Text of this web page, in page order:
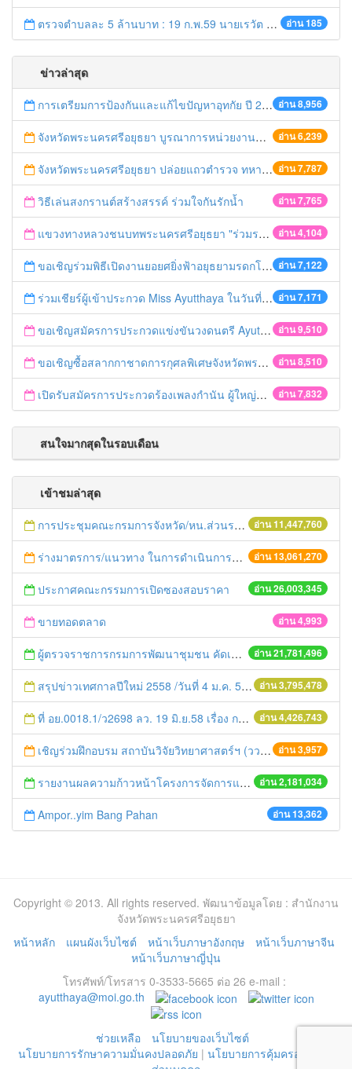
อ่าน 185
ตรวจตำบลละ 5 ล้านบาท : 19 ก.พ.59 นายเรวัต ประสงค์ รอง ผวจ.1 ลงพื้นที่ อ.ท่าเรือ
ข่าวล่าสุด
อ่าน 8,956
การเตรียมการป้องกันและแก้ไขปัญหาอุทกัย ปี 2561
อ่าน 6,239
จังหวัดพระนครศรีอยุธยา บูรณาการหน่วยงานที่เกี่ยวข้อง ลงพื้นที่จัดระเบียบและดำเนินมาตรการตามบทลงโทษสูงสุดกับผู้ประกอบการร้านค้าที่ยังฝ่าฝืนตั้งร้านค้ารุกล้ำเขตพื้นที่ทางหลวง เตรียมความปลอดภัยก่อนเทศกาลสงกรานต์
อ่าน 7,787
จังหวัดพระนครศรีอยุธยา ปล่อยแถวตำรวจ ทหาร ฝ่ายปกครอง กว่า 100 นาย ตรวจเข้มท่ารถสาธารณะ สถานีขนส่งรถโดยสาร วินรถตู้ และสถานีรถไฟ เตรียมรับมือเทศกาลสงกรานต์
อ่าน 7,765
วิธีเล่นสงกรานต์สร้างสรรค์ ร่วมใจกันรักน้ำ
อ่าน 4,104
แขวงทางหลวงชนบทพระนครศรีอยุธยา "ร่วมรณรงค์ ขับช้า เปิดไฟหน้า คาดเข็มขัด" เทศกาลสงกรานต์ ปี 2561
อ่าน 7,122
ขอเชิญร่วมพิธีเปิดงานยอยศยิ่งฟ้าอยุธยามรดกโลก
อ่าน 7,171
ร่วมเชียร์ผู้เข้าประกวด Miss Ayutthaya ในวันที่ 15 ธันวาคม 2560
อ่าน 9,510
ขอเชิญสมัครการประกวดแข่งขันวงดนตรี Ayutthaya battle of the bands
อ่าน 8,510
ขอเชิญซื้อสลากกาชาดการกุศลพิเศษจังหวัดพระนครศรีอยุธยา 2560
อ่าน 7,832
เปิดรับสมัครการประกวดร้องเพลงกำนัน ผู้ใหญ่บ้าน ฯลฯ
สนใจมากสุดในรอบเดือน
เข้าชมล่าสุด
อ่าน 11,447,760
การประชุมคณะกรมการจังหวัด/หน.ส่วนราชการประจำเดือน มิถุนายน 2558
อ่าน 13,061,270
ร่างมาตรการ/แนวทาง ในการดำเนินการประกอบการตรวจราชการแบบบูรณาการ
อ่าน 26,003,345
ประกาศคณะกรรมการเปิดซองสอบราคา
อ่าน 4,993
ขายทอดตลาด
อ่าน 21,781,496
ผู้ตรวจราชการกรมการพัฒนาชุมชน คัดเลือกข้าราชการและลูกจ้างดีเด่น และหน่วยงานพัฒนาชุมชนใสสะอาด ประจำปี ๒๕๕๔
อ่าน 3,795,478
สรุปข่าวเทศกาลปีใหม่ 2558 /วันที่ 4 ม.ค. 58
อ่าน 4,426,743
ที่ อย.0018.1/ว2698 ลว. 19 มิ.ย.58 เรื่อง การแก้ไขปัญหาหนี้สินให้แก่เกษตรกร
อ่าน 3,957
เชิญร่วมฝึกอบรม สถาบันวิจัยวิทยาศาสตร์ฯ (วว.)
อ่าน 2,181,034
รายงานผลความก้าวหน้าโครงการจัดการแก้ไขปัญหาขยะ สัปดาห์ที่ 9/2558
อ่าน 13,362
Ampor..yim Bang Pahan
Copyright © 2013. All rights reserved. พัฒนาข้อมูลโดย : สำนักงาน
จังหวัดพระนครศรีอยุธยา
หน้าหลัก
แผนผังเว็บไซต์ หน้าเว็บภาษาอังกฤษ
หน้าเว็บภาษาจีน
หน้าเว็บภาษาญี่ปุ่น
โทรศัพท์/โทรสาร 0-3533-5665 ต่อ 26 e-mail :
ayutthaya@moi.go.th
ช่วยเหลือ
นโยบายของเว็บไซต์
นโยบายการรักษาความมั่นคงปลอดภัย | นโยบายการคุ้มครองข้อมูล